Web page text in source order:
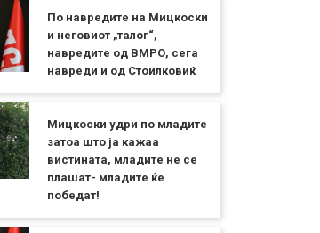
По навредите на Мицкоски
и неговиот „талог“,
навредите од ВМРО, сега
навреди и од Стоилковиќ
Мицкоски удри по младите
затоа што ја кажаа
вистината, младите не се
плашат- младите ќе
победат!